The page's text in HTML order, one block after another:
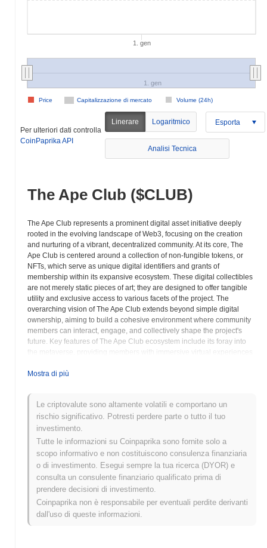
1. gen
Capitalizzazione di mercato Volume (24h)
Price
1. gen
Per ulteriori dati controlla
CoinPaprika API
Linerare Logaritmico Esporta
Analisi Tecnica
The Ape Club ($CLUB)
The Ape Club represents a prominent digital asset initiative deeply
rooted in the evolving landscape of Web3, focusing on the creation
and nurturing of a vibrant, decentralized community. At its core, The
Ape Club is centered around a collection of non-fungible tokens, or
NFTs, which serve as unique digital identifiers and grants of
membership within its expansive ecosystem. These digital collectibles
are not merely static pieces of art; they are designed to offer tangible
utility and exclusive access to various facets of the project. The
overarching vision of The Ape Club extends beyond simple digital
ownership, aiming to build a cohesive environment where community
members can interact, engage, and collectively shape the project's
future. Key features of The Ape Club ecosystem include its foray into
the metaverse, providing members with immersive virtual experiences
integration with the metaverse aims to foster a new dimension of social
incorporates elements of blockchain gaming, allowing NFT holders to
participate in interactive experiences and potentially earn rewards
within a decentralized framework. A significant aspect of the project is
its emphasis on community governance. Holders of The Ape Club
NFTs and its associated token, $CLUB, are often granted voting rights
on crucial decisions pertaining to the project's development, treasury
utilization, and future roadmap, embodying the principles of a
decentralized autonomous organization. This collective decision-
making process ensures that the community has a direct say in the
evolution of their shared digital space. Beyond governance, the
$CLUB token and the NFTs themselves are designed with utility in
mind, potentially offering staking opportunities where holders can lock
their assets to earn additional rewards, contributing to the economic
Mostra di più
Le criptovalute sono altamente volatili e comportano un
rischio significativo. Potresti perdere parte o tutto il tuo
investimento.
Tutte le informazioni su Coinpaprika sono fornite solo a
scopo informativo e non costituiscono consulenza finanziaria
o di investimento. Esegui sempre la tua ricerca (DYOR) e
consulta un consulente finanziario qualificato prima di
prendere decisioni di investimento.
Coinpaprika non è responsabile per eventuali perdite derivanti
dall'uso di queste informazioni.